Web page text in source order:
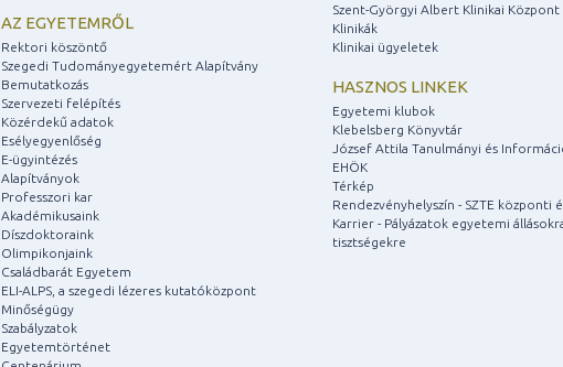
AZ EGYETEMRŐL
Rektori köszöntő
Szegedi Tudományegyetemért Alapítvány
Bemutatkozás
Szervezeti felépítés
Közérdekű adatok
Esélyegyenlőség
E-ügyintézés
Alapítványok
Professzori kar
Akadémikusaink
Díszdoktoraink
Olimpikonjaink
Családbarát Egyetem
ELI-ALPS, a szegedi lézeres kutatóközpont
Minőségügy
Szabályzatok
Egyetemtörténet
Szent-Györgyi Albert Klinikai Központ
Klinikák
Klinikai ügyeletek
HASZNOS LINKEK
Egyetemi klubok
Klebelsberg Könyvtár
József Attila Tanulmányi és
EHÖK
Térkép
Rendezvényhelyszín - SZTE központi
Karrier - Pályázatok egyetemi
tisztségekre